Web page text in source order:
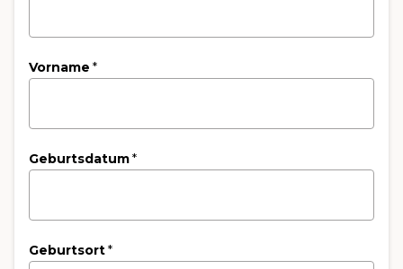
Vorname *
Geburtsdatum*
Geburtsort*